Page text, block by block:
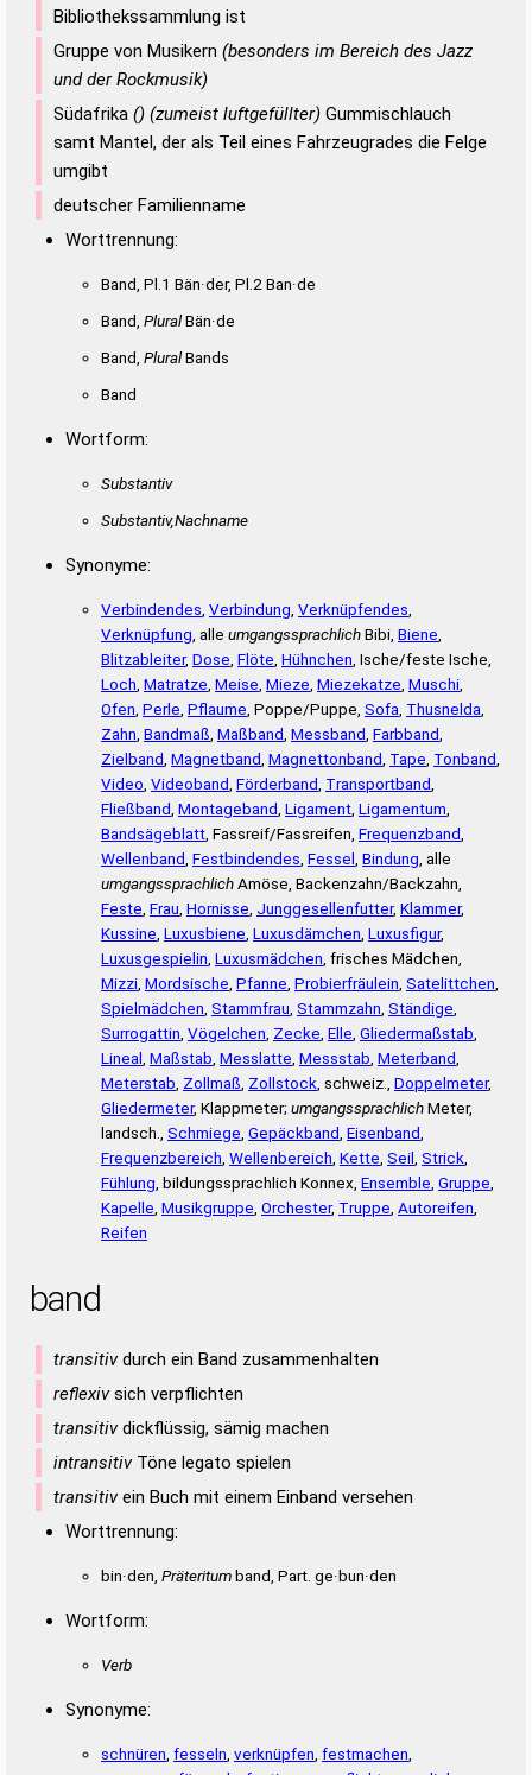
Bibliothekssammlung ist
Gruppe von Musikern (besonders im Bereich des Jazz
und der Rockmusik)
Südafrika () (zumeist luftgefüllter) Gummischlauch
samt Mantel, der als Teil eines Fahrzeugrades die Felge
umgibt
deutscher Familienname
Worttrennung:
Band, Pl.1 Bän·der, Pl.2 Ban·de
Band, PluralBän·de
Band, PluralBands
Band
Wortform:
Substantiv
Substantiv,Nachname
Synonyme:
Verbindendes Verbindung Verknüpfendes
Verknüpfung , alle umgangssprachlichBibi, Biene
Blitzableiter, Dose Flöte Hühnchen , Ische/feste Ische,
Loch Matratze Meise Mieze Miezekatze Muschi
Ofen Perle Pflaume , Poppe/Puppe, Sofa Thusnelda
Zahn Bandmaß Maßband Messband Farbband
Zielband Magnetband Magnettonband Tape Tonband
Video Videoband Förderband Transportband
Fließband Montageband Ligament Ligamentum
Bandsägeblatt , Fassreif/Fassreifen, Frequenzband
Wellenband Festbindendes Fessel Bindung , alle
umgangssprachlichAmöse, Backenzahn/Backzahn,
Feste Frau Hornisse Junggesellenfutter, Klammer,
Kussine Luxusbiene Luxusdämchen Luxusfigur,
Luxusgespielin Luxusmädchen , frisches Mädchen,
Mizzi Mordsische Pfanne Probierfräulein Satelittchen
Spielmädchen Stammfrau Stammzahn Ständige
Surrogattin Vögelchen Zecke Elle Gliedermaßstab
Lineal Maßstab Messlatte Messstab Meterband
Meterstab Zollmaß Zollstock , schweiz., Doppelmeter,
Gliedermeter, Klappmeter; umgangssprachlichMeter,
landsch., Schmiege Gepäckband Eisenband
Frequenzbereich Wellenbereich Kette Seil Strick
Fühlung , bildungssprachlich Konnex, Ensemble Gruppe
Kapelle Musikgruppe Orchester, Truppe Autoreifen
Reifen
band
transitivdurch ein Band zusammenhalten
reflexivsich verpflichten
transitivdickflüssig, sämig machen
intransitivTöne legato spielen
transitivein Buch mit einem Einband versehen
Worttrennung:
bin·den, Präteritumband, Part. ge·bun·den
Wortform:
Verb
Synonyme:
schnüren fesseln verknüpfen festmachen